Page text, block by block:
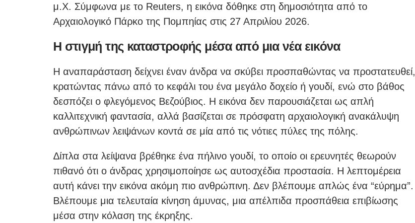
μ.Χ. Σύμφωνα με το Reuters, η εικόνα δόθηκε στη δημοσιότητα από το
Αρχαιολογικό Πάρκο της Πομπηίας στις 27 Απριλίου 2026.
Η στιγμή της καταστροφής μέσα από μια νέα εικόνα
Η αναπαράσταση δείχνει έναν άνδρα να σκύβει προσπαθώντας να προστατευθεί,
κρατώντας πάνω από το κεφάλι του ένα μεγάλο δοχείο ή γουδί, ενώ στο βάθος
δεσπόζει ο φλεγόμενος Βεζούβιος. Η εικόνα δεν παρουσιάζεται ως απλή
καλλιτεχνική φαντασία, αλλά βασίζεται σε πρόσφατη αρχαιολογική ανακάλυψη
ανθρώπινων λειψάνων κοντά σε μία από τις νότιες πύλες της πόλης.
Δίπλα στα λείψανα βρέθηκε ένα πήλινο γουδί, το οποίο οι ερευνητές θεωρούν
πιθανό ότι ο άνδρας χρησιμοποίησε ως αυτοσχέδια προστασία. Η λεπτομέρεια
αυτή κάνει την εικόνα ακόμη πιο ανθρώπινη. Δεν βλέπουμε απλώς ένα “εύρημα”.
Βλέπουμε μια τελευταία κίνηση άμυνας, μια απέλπιδα προσπάθεια επιβίωσης
μέσα στην κόλαση της έκρηξης.